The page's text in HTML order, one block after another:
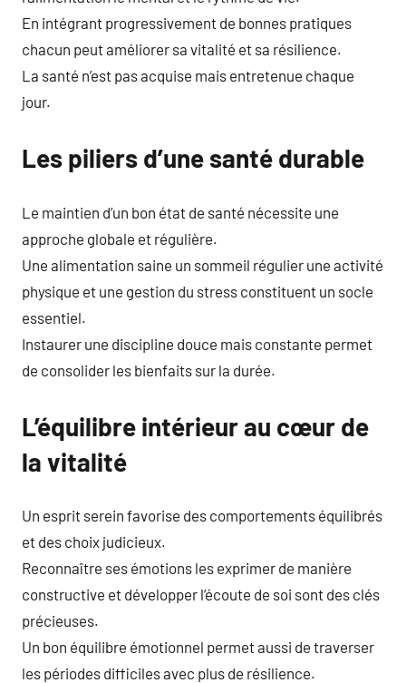
En intégrant progressivement de bonnes pratiques
chacun peut améliorer sa vitalité et sa résilience.
La santé n’est pas acquise mais entretenue chaque
jour.
Les piliers d’une santé durable
Le maintien d’un bon état de santé nécessite une
approche globale et régulière.
Une alimentation saine un sommeil régulier une activité
physique et une gestion du stress constituent un socle
essentiel.
Instaurer une discipline douce mais constante permet
de consolider les bienfaits sur la durée.
L’équilibre intérieur au cœur de
la vitalité
Un esprit serein favorise des comportements équilibrés
et des choix judicieux.
Reconnaître ses émotions les exprimer de manière
constructive et développer l’écoute de soi sont des clés
précieuses.
Un bon équilibre émotionnel permet aussi de traverser
les périodes difficiles avec plus de résilience.